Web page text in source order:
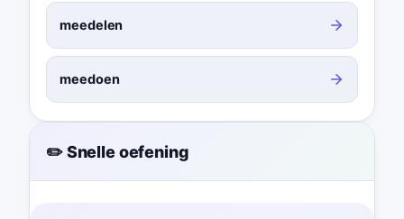
meedelen
meedoen
✏️ Snelle oefening